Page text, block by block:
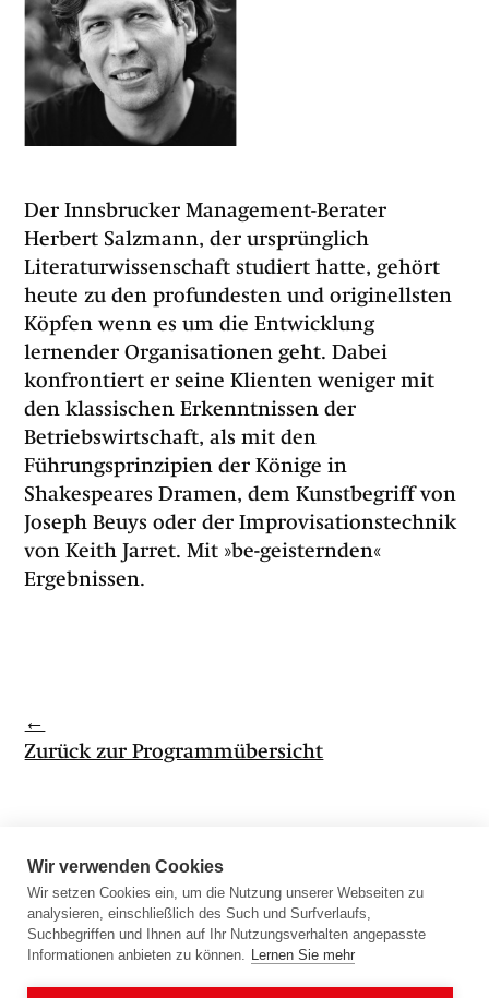
Der Innsbrucker Management-Berater
Herbert Salzmann, der ursprünglich
Literaturwissenschaft studiert hatte, gehört
heute zu den profundesten und originellsten
Köpfen wenn es um die Entwicklung
lernender Organisationen geht. Dabei
konfrontiert er seine Klienten weniger mit
den klassischen Erkenntnissen der
Betriebswirtschaft, als mit den
Führungsprinzipien der Könige in
Shakespeares Dramen, dem Kunstbegriff von
Joseph Beuys oder der Improvisationstechnik
von Keith Jarret. Mit »be-geisternden«
Ergebnissen.
←
Zurück zur Programmübersicht
Morgenmeditationen von Ariadne von
Schirach downloaden →
Newsletter: Bleiben wir in Kontakt →
Wir verwenden Cookies
Wir setzen Cookies ein, um die Nutzung unserer Webseiten zu
analysieren, einschließlich des Such und Surfverlaufs,
Suchbegriffen und Ihnen auf Ihr Nutzungsverhalten angepasste
Informationen anbieten zu können. Lernen Sie mehr